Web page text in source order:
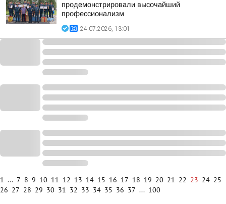
продемонстрировали высочайший
профессионализм
24.07.2026, 13:01
1 ... 7 8 9 10 11 12 13 14 15 16 17 18 19 20 21 22 23 24 25
26 27 28 29 30 31 32 33 34 35 36 37 ... 100